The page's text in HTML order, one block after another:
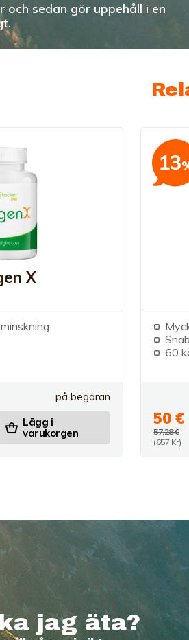
och sedan gör uppehåll i en
X
på begäran
Lägg i
varukorgen
60
50 €
57,28 €
(657 Kr)
13
jag äta?